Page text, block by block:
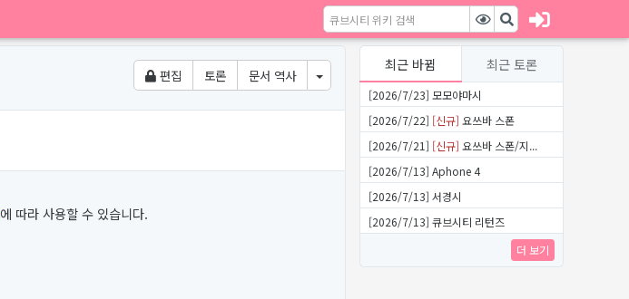
최근 바뀜 최근 토론
[2026/7/23] 모모야마시
[2026/7/22] [신규] 요쓰바 스폰
[2026/7/21] [신규] 요쓰바 스폰/지...
[2026/7/13] Aphone 4
[2026/7/13] 서경시
[2026/7/13] 큐브시티 리턴즈
더 보기
편집 토론 문서 역사
에 따라 사용할 수 있습니다.